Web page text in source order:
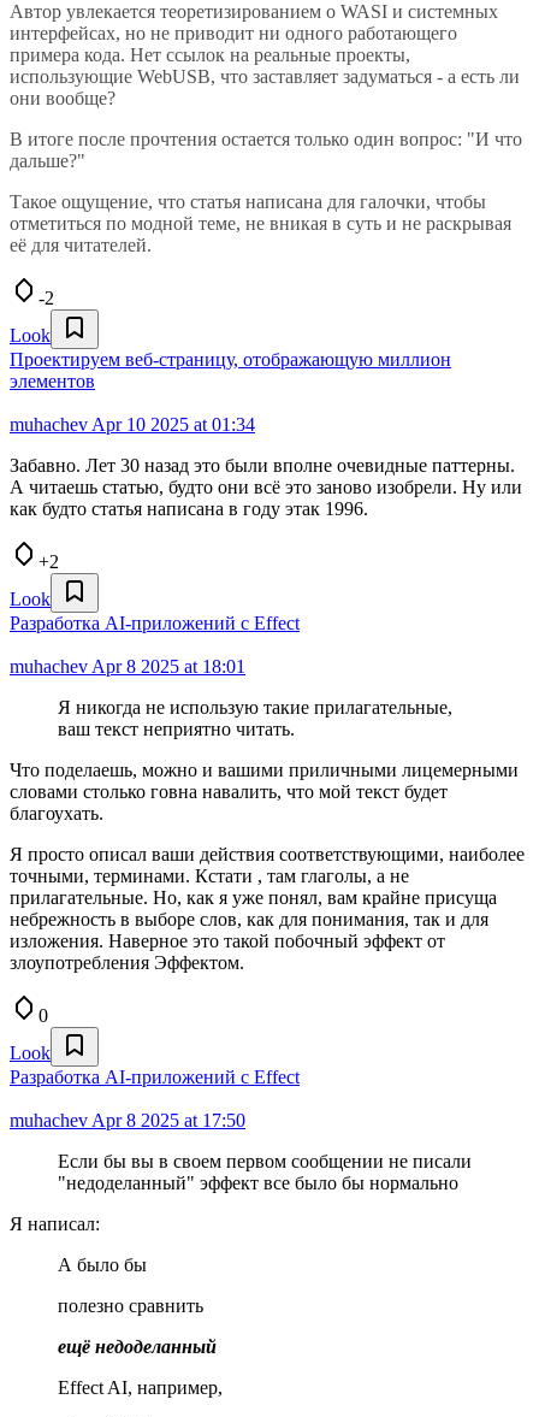
Автор увлекается теоретизированием о WASI и системных
интерфейсах, но не приводит ни одного работающего
примера кода. Нет ссылок на реальные проекты,
использующие WebUSB, что заставляет задуматься - а есть ли
они вообще?
В итоге после прочтения остается только один вопрос: "И что
дальше?"
Такое ощущение, что статья написана для галочки, чтобы
отметиться по модной теме, не вникая в суть и не раскрывая
её для читателей.
-2
Look
Проектируем веб-страницу, отображающую миллион
элементов
muhachev Apr 10 2025 at 01:34
Забавно. Лет 30 назад это были вполне очевидные паттерны.
А читаешь статью, будто они всё это заново изобрели. Ну или
как будто статья написана в году этак 1996.
+2
Look
Разработка AI‑приложений с Effect
muhachev Apr 8 2025 at 18:01
Я никогда не использую такие прилагательные,
ваш текст неприятно читать.
Что поделаешь, можно и вашими приличными лицемерными
словами столько говна навалить, что мой текст будет
благоухать.
Я просто описал ваши действия соответствующими, наиболее
точными, терминами. Кстати , там глаголы, а не
прилагательные. Но, как я уже понял, вам крайне присуща
небрежность в выборе слов, как для понимания, так и для
изложения. Наверное это такой побочный эффект от
злоупотребления Эффектом.
0
Look
Разработка AI‑приложений с Effect
muhachev Apr 8 2025 at 17:50
Если бы вы в своем первом сообщении не писали
"недоделанный" эффект все было бы нормально
Я написал:
А было бы
полезно сравнить
ещё недоделанный
Effect AI, например,